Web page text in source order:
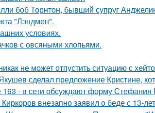
боб Торнтон, бывший супруг
"Лэндмен".
условиях.
с овсяными хлопьями.
не может отпустить ситуацию с
сделал предложение Кристине,
163 - в сети обсуждают форму Стефания
внезапно заявил о беде с 13-